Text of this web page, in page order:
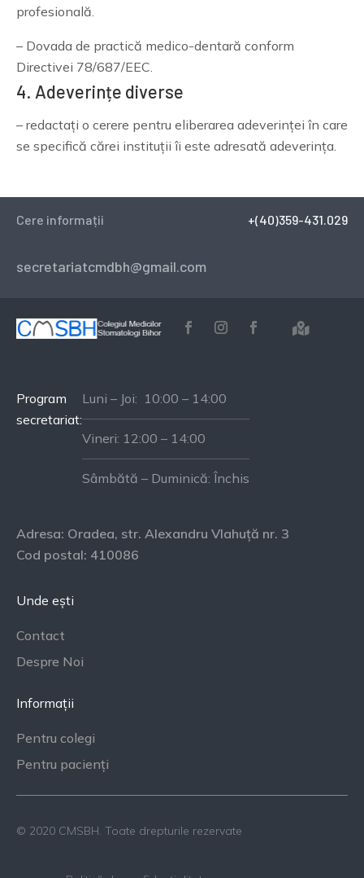
profesională.
– Dovada de practică medico-dentară conform
Directivei 78/687/EEC.
4. Adeverințe diverse
– redactați o cerere pentru eliberarea adeverinței în care
se specifică cărei instituții îi este adresată adeverința.
Cere informații +(40)359-431.029
secretariatcmdbh@gmail.com

Program
secretariat:
Luni – Joi: 10:00 – 14:00
Vineri: 12:00 – 14:00
Sâmbătă – Duminică: Închis
Adresa: Oradea, str. Alexandru Vlahuță nr. 3
Cod postal: 410086
Unde ești
Contact
Despre Noi
Informații
Pentru colegi
Pentru pacienți
© 2020 CMSBH. Toate drepturile rezervate